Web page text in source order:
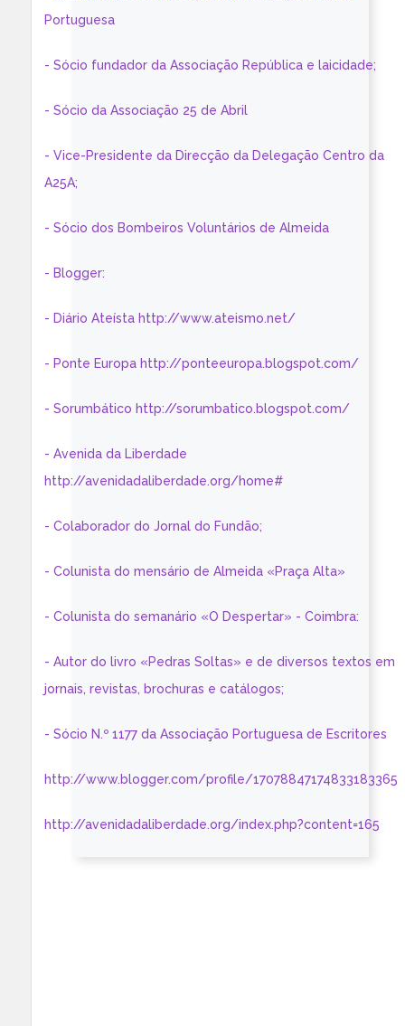
Portuguesa
- Sócio fundador da Associação República e laicidade;
- Sócio da Associação 25 de Abril
- Vice-Presidente da Direcção da Delegação Centro da
A25A;
- Sócio dos Bombeiros Voluntários de Almeida
- Blogger:
- Diário Ateísta http://www.ateismo.net/
- Ponte Europa http://ponteeuropa.blogspot.com/
- Sorumbático http://sorumbatico.blogspot.com/
- Avenida da Liberdade
http://avenidadaliberdade.org/home#
- Colaborador do Jornal do Fundão;
- Colunista do mensário de Almeida «Praça Alta»
- Colunista do semanário «O Despertar» - Coimbra:
- Autor do livro «Pedras Soltas» e de diversos textos em
jornais, revistas, brochuras e catálogos;
- Sócio N.º 1177 da Associação Portuguesa de Escritores
http://www.blogger.com/profile/17078847174833183365
http://avenidadaliberdade.org/index.php?content=165